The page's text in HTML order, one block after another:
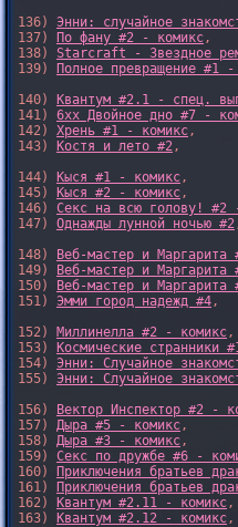
136) Энни: случайное
137)
По фану #2 - комикс,
138) Starcraft - Звездное
139)
Полное превращение #1
140)
Квантум #2.1 - спец.
141) 6xx Двойное дно #7 -
142) Хрень #1 - комикс,
143)
Костя и лето #2,
144)
Кыся #1 - комикс,
145)
Кыся #2 - комикс,
146) Секс на всю голову! #2
147) Однажды лунной ночью #2
148)
Веб-мастер и
149)
Веб-мастер и
150)
Веб-мастер и
151) Эмми город надежд #4,
152) Миллинелла #2 - комикс,
153)
Космические странники
154) Энни: Случайное
155) Энни: Случайное
156)
Вектор Инспектор #2 -
157) Дыра #5 - комикс,
158) Дыра #3 - комикс,
159) Секс по дружбе #6 -
160)
Приключения братьев
161)
Приключения братьев
162)
Квантум #2.11 - комикс,
163)
Квантум #2.12 - комикс,